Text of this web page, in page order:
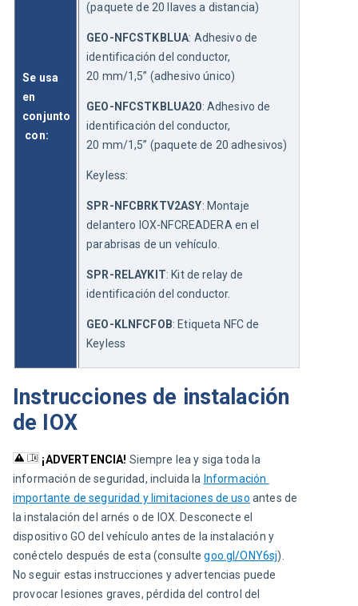
Se usa
en
conjunto
con:
(paquete de 20 llaves a distancia)
GEO-NFCSTKBLUA: Adhesivo de
identificación del conductor,
20 mm/1,5” (adhesivo único)
GEO-NFCSTKBLUA20: Adhesivo de
identificación del conductor,
20 mm/1,5” (paquete de 20 adhesivos)
Keyless:
SPR-NFCBRKTV2ASY: Montaje
delantero IOX-NFCREADERA en el
parabrisas de un vehículo.
SPR-RELAYKIT: Kit de relay de
identificación del conductor.
GEO-KLNFCFOB: Etiqueta NFC de
Keyless
Instrucciones de instalación
de IOX
¡ADVERTENCIA! Siempre lea y siga toda la
información de seguridad, incluida la Información
importante de seguridad y limitaciones de uso antes de
la instalación del arnés o de IOX. Desconecte el
dispositivo GO del vehículo antes de la instalación y
conéctelo después de esta (consulte goo.gl/ONY6sj).
No seguir estas instrucciones y advertencias puede
provocar lesiones graves, pérdida del control del